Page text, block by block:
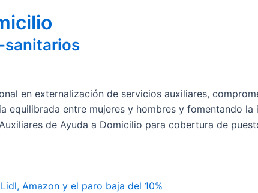
sanitarios
en externalización de servicios auxiliares,
equilibrada entre mujeres y hombres y fomentando
de Ayuda a Domicilio para cobertura de
Amazon y el paro baja del 10%